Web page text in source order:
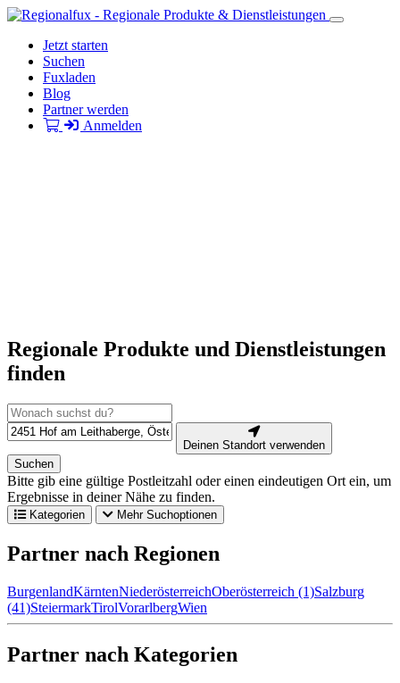
Jetzt starten
Suchen
Fuxladen
Blog
Partner werden
Anmelden
Regionale Produkte und Dienstleistungen
finden
Deinen Standort verwenden
Suchen
Bitte gib eine gültige Postleitzahl oder einen eindeutigen Ort ein, um
Ergebnisse in deiner Nähe zu finden.
Kategorien Mehr Suchoptionen
Partner nach Regionen
BurgenlandKärntenNiederösterreichOberösterreich (1)Salzburg
(41)SteiermarkTirolVorarlbergWien
Partner nach Kategorien